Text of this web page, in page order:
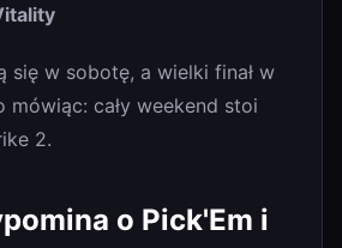
się w sobotę, a wielki finał w
mówiąc: cały weekend stoi
2.
o Pick'Em i